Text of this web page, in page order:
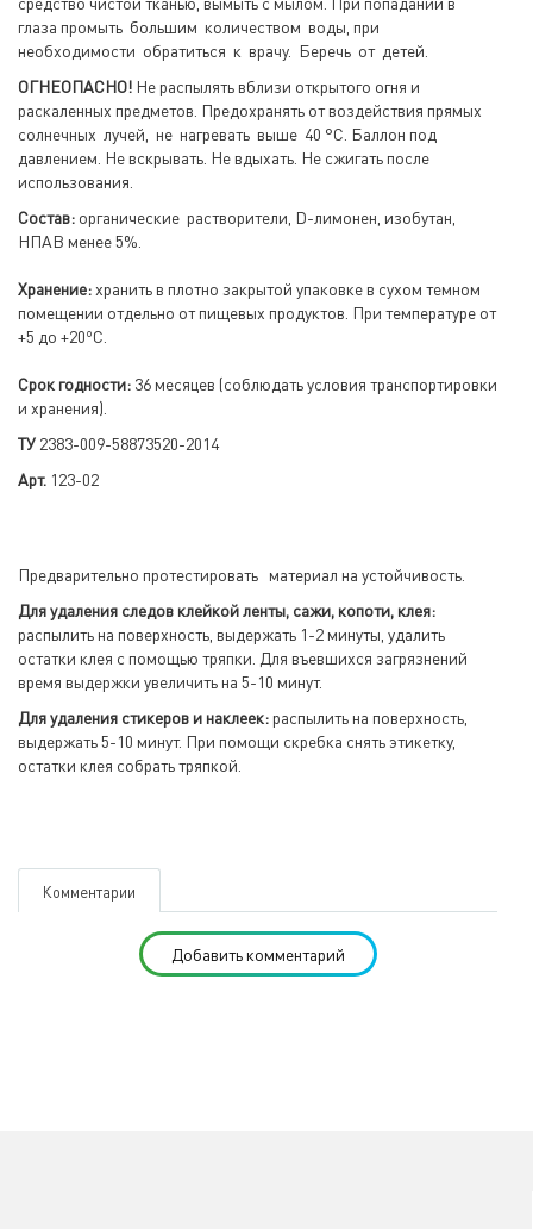
глаза промыть большим количеством воды, при
необходимости обратиться к врачу. Беречь от детей.
ОГНЕОПАСНО! Не распылять вблизи открытого огня и
раскаленных предметов. Предохранять от воздействия прямых
солнечных лучей, не нагревать выше 40 °С. Баллон под
давлением. Не вскрывать. Не вдыхать. Не сжигать после
использования.
Состав: органические растворители, D-лимонен, изобутан,
НПАВ менее 5%.
Хранение:хранить в плотно закрытой упаковке в сухом темном
помещении отдельно от пищевых продуктов. При температуре от
+5 до +20оС.
Срок годности: 36 месяцев (соблюдать условия транспортировки
и хранения).
ТУ 2383-009-58873520-2014
Арт. 123-02
Предварительно протестировать материал на устойчивость.
Для удаления следов клейкой ленты, сажи, копоти, клея:
распылить на поверхность, выдержать 1-2 минуты, удалить
остатки клея с помощью тряпки. Для въевшихся загрязнений
время выдержки увеличить на 5-10 минут.
Для удаления стикеров и наклеек: распылить на поверхность,
выдержать 5-10 минут. При помощи скребка снять этикетку,
остатки клея собрать тряпкой.
Комментарии
Добавить комментарий